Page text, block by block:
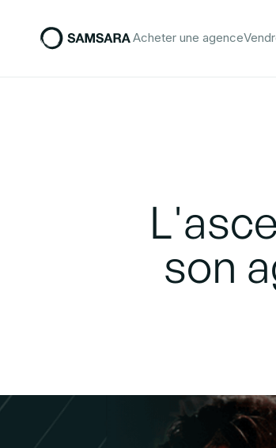
Acheter une agence
son